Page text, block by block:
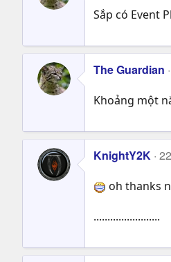
Sắp có Event
The Guardian
Khoảng một
KnightY2K
oh thanks
........................